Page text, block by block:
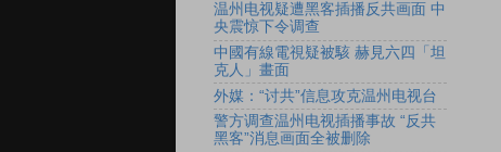
温州电视疑遭黑客插播反共画面 中
央震惊下令调查
中國有線電視疑被駭 赫見六四「坦
克人」畫面
外媒：“讨共”信息攻克温州电视台
警方调查温州电视插播事故 “反共
黑客”消息画面全被删除